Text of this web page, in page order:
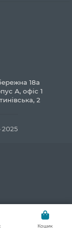
18а
А, офіс 1
2
2025
Кошик